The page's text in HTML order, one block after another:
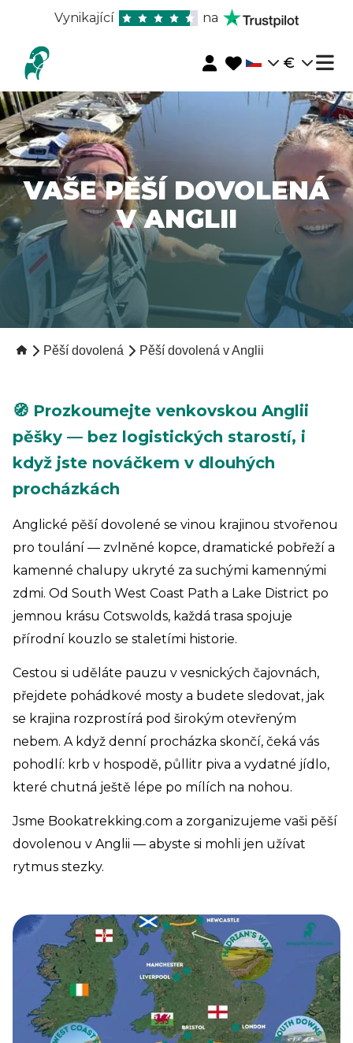
Vynikající na
€
VAŠE PĚŠÍ DOVOLENÁ
V ANGLII
Pěší dovolená Pěší dovolená v Anglii
🧭 Prozkoumejte venkovskou Anglii
pěšky — bez logistických starostí, i
když jste nováčkem v dlouhých
procházkách
Anglické pěší dovolené se vinou krajinou stvořenou
pro toulání — zvlněné kopce, dramatické pobřeží a
kamenné chalupy ukryté za suchými kamennými
zdmi. Od South West Coast Path a Lake District po
jemnou krásu Cotswolds, každá trasa spojuje
přírodní kouzlo se staletími historie.
Cestou si uděláte pauzu v vesnických čajovnách,
přejdete pohádkové mosty a budete sledovat, jak
se krajina rozprostírá pod širokým otevřeným
nebem. A když denní procházka skončí, čeká vás
pohodlí: krb v hospodě, půllitr piva a vydatné jídlo,
které chutná ještě lépe po mílích na nohou.
Jsme Bookatrekking.com a zorganizujeme vaši pěší
dovolenou v Anglii — abyste si mohli jen užívat
rytmus stezky.